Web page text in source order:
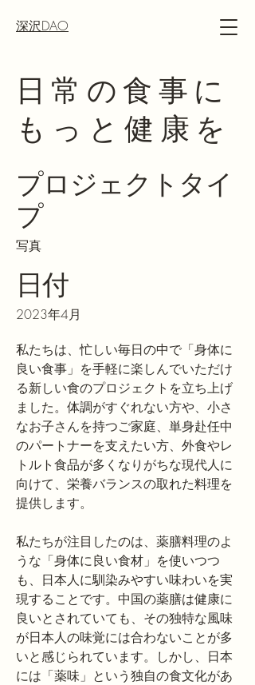
深沢DAO
日常の食事に
もっと健康を
プロジェクトタイ
プ
写真
日付
2023年4月
私たちは、忙しい毎日の中で「身体に
良い食事」を手軽に楽しんでいただけ
る新しい食のプロジェクトを立ち上げ
ました。体調がすぐれない方や、小さ
なお子さんを持つご家庭、単身赴任中
のパートナーを支えたい方、外食やレ
トルト食品が多くなりがちな現代人に
向けて、栄養バランスの取れた料理を
提供します。
私たちが注目したのは、薬膳料理のよ
うな「身体に良い食材」を使いつつ
も、日本人に馴染みやすい味わいを実
現することです。中国の薬膳は健康に
良いとされていても、その独特な風味
が日本人の味覚には合わないことが多
いと感じられています。しかし、日本
には「薬味」という独自の食文化があ